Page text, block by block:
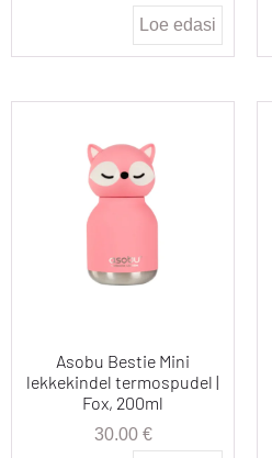
Loe edasi
Asobu Bestie Mini
lekkekindel termospudel |
Fox, 200ml
30.00 €